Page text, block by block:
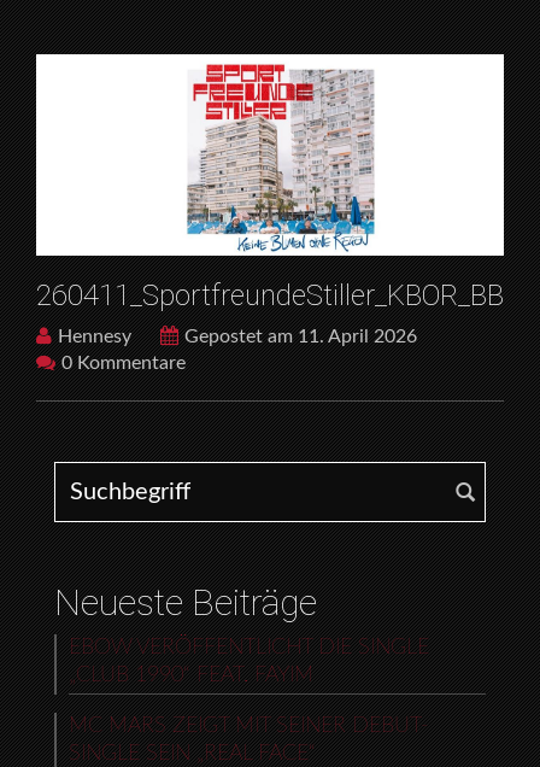
260411_SportfreundeStiller_KBOR_BB
Hennesy
Gepostet am 11. April 2026
0 Kommentare
Search for:
Neueste Beiträge
EBOW VERÖFFENTLICHT DIE SINGLE
„CLUB 1990“ FEAT. FAYIM
MC MARS ZEIGT MIT SEINER DEBUT-
SINGLE SEIN „REAL FACE“